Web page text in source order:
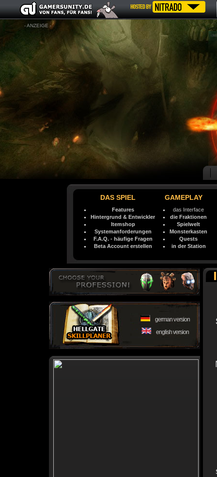
- ANZEIGE -
DAS SPIEL
Features
Hintergrund & Entwickler
Itemshop
Systemanforderungen
F.A.Q. - häufige Fragen
Beta Account erstellen
GAMEPLAY
das Interface
die Fraktionen
Spielwelt
Monsterkasten
Quests
in der Station
german version
english version